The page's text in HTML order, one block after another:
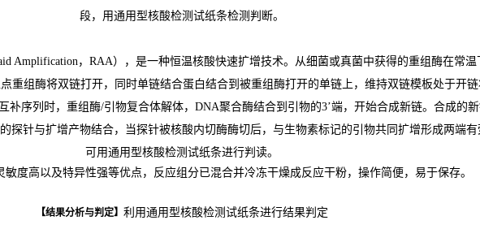
段，用通用型核酸检测试纸条检测判断。
Amplification，RAA），是一种恒温核酸快速扩增技术。 从细菌或真菌中获得的重组酶在常
重组酶将双链打开，同时单链结合蛋白结合到被重组酶打开的单链上，维持双链模板处于开
补序列时，重组酶/引物复合体解体， DNA聚合酶结合到引物的3’端， 开始合成新链。 合成的
探针与扩增产物结合，当探针被核酸内切酶酶切后，与生物素标记的引物共同扩增形成两端
可 用通用型核酸检测试纸条进行判读。
敏度高以及特异性强等优点，反应组分已混合并冷冻干燥成反应干粉，操作简便，易于保存。
【结果分析与判定】 利用通用型核酸检测试纸条进行结果判定